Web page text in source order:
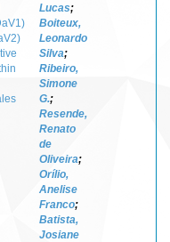
Lucas;
Boiteux,
Leonardo
Silva;
Ribeiro,
Simone
G.;
Resende,
Renato
de
Oliveira;
Orílio,
Anelise
Franco;
Batista,
Josiane